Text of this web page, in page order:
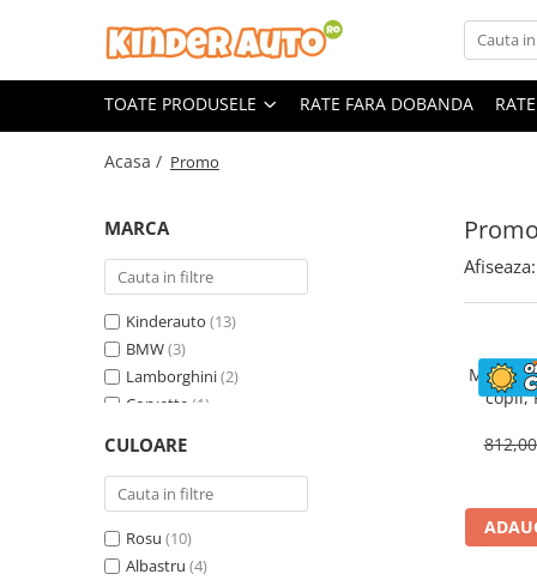
Toate Produsele
Produse in stoc
Masinute electrice
ATV & UTV Electrice
Vehicule electrice adulti
Vehicule speciale copii
Motociclete Drift-Trike
Masinute electrice Mercedes
Masinute electrice tip SUV
Piese & Accesorii
Jucarii RC cu telecomanda
TOATE PRODUSELE RATE FARA DOBANDA
Acasa / Promo
Promo
MARCA
Kinderauto (13)
BMW(3)
Lamborghini(2)
Corvette (1)
Mercedes
CULOARE
Rosu (10)
Albastru (4)
Afiseaza:
copii,